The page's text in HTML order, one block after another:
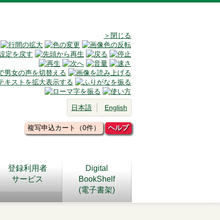
＞閉じる
日本語 English
複写申込カート（0件） ヘルプ
登録利用者
サービス
Digital
BookShelf
(電子書架)